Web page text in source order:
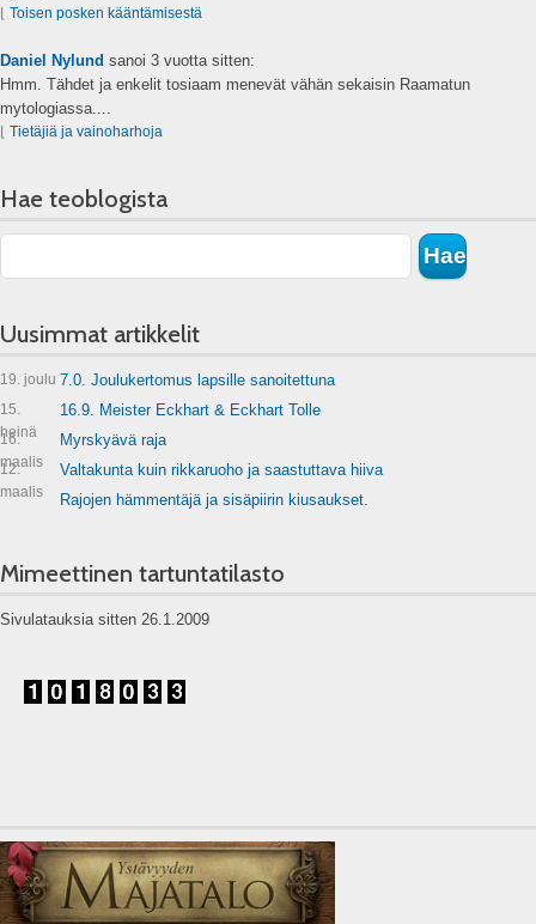
Toisen posken kääntämisestä
Daniel Nylund sanoi 3 vuotta sitten:
Hmm. Tähdet ja enkelit tosiaam menevät vähän sekaisin Raamatun
mytologiassa....
Tietäjiä ja vainoharhoja
Hae teoblogista
Uusimmat artikkelit
19. joulu 7.0. Joulukertomus lapsille sanoitettuna
15.
heinä
16.9. Meister Eckhart & Eckhart Tolle
16.
maalis
Myrskyävä raja
12.
maalis
Valtakunta kuin rikkaruoho ja saastuttava hiiva
Rajojen hämmentäjä ja sisäpiirin kiusaukset.
Mimeettinen tartuntatilasto
Sivulatauksia sitten 26.1.2009